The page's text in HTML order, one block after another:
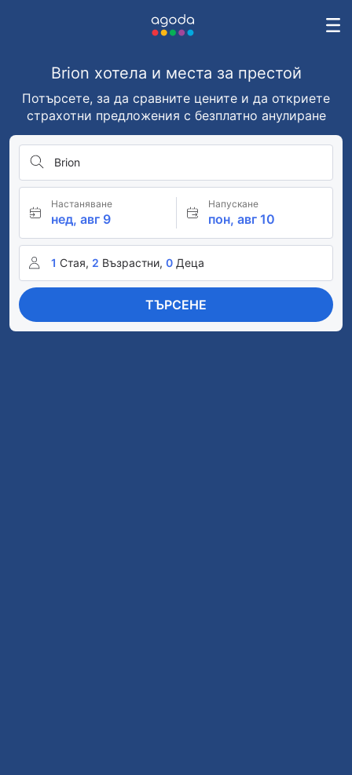
Brion хотела и места за престой
Потърсете, за да сравните цените и да откриете
страхотни предложения с безплатно анулиране
Brion
Настаняване
нед, авг 9
Напускане
пон, авг 10
1 Стая, 2 Възрастни, 0 Деца
ТЪРСЕНЕ